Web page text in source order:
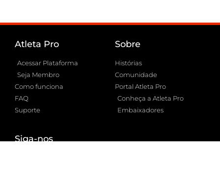
Atleta Pro
Acessar Plataforma
Seja Membro
Como funciona
FAQ
Suporte
Sobre
Histórias
Comunidade
Portal Atleta Pro
Conheça a Atleta Pro
Embaixadores
Siga-nos